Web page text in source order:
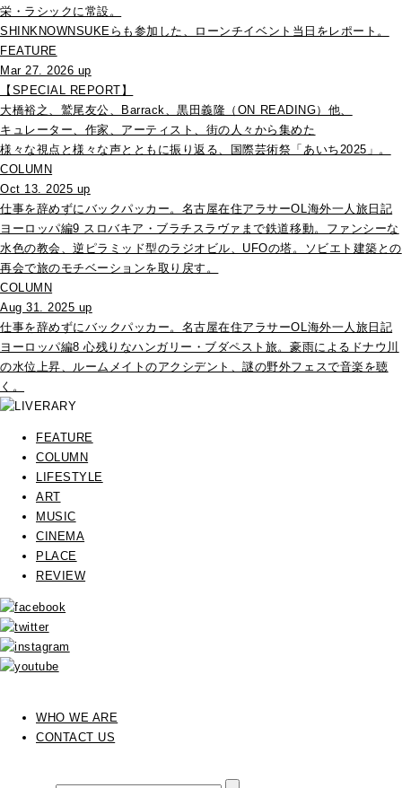
栄・ラシックに常設。
SHINKNOWNSUKEらも参加した、ローンチイベント当日をレポート。
FEATURE
Mar 27. 2026 up
【SPECIAL REPORT】
大橋裕之、鷲尾友公、Barrack、黒田義隆（ON READING）他、
キュレーター、作家、アーティスト、街の人々から集めた
様々な視点と様々な声とともに振り返る、国際芸術祭「あいち2025」。
COLUMN
Oct 13. 2025 up
仕事を辞めずにバックパッカー。名古屋在住アラサーOL海外一人旅日記
ヨーロッパ編9 スロバキア・ブラチスラヴァまで鉄道移動。ファンシーな
水色の教会、逆ピラミッド型のラジオビル、UFOの塔。ソビエト建築との
再会で旅のモチベーションを取り戻す。
COLUMN
Aug 31. 2025 up
仕事を辞めずにバックパッカー。名古屋在住アラサーOL海外一人旅日記
ヨーロッパ編8 心残りなハンガリー・ブダペスト旅。豪雨によるドナウ川
の水位上昇、ルームメイトのアクシデント、謎の野外フェスで音楽を聴
く。
FEATURE
COLUMN
LIFESTYLE
ART
MUSIC
CINEMA
PLACE
REVIEW
WHO WE ARE
CONTACT US